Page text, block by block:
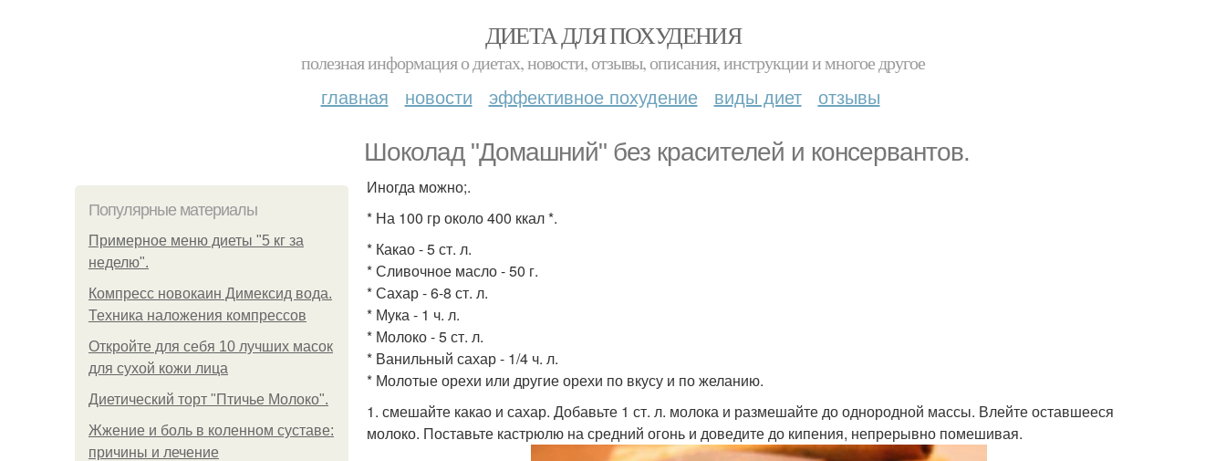
ДИЕТА ДЛЯ ПОХУДЕНИЯ
полезная информация о диетах, новости, отзывы, описания, инструкции и многое другое
главная новости эффективное похудение виды диет отзывы
Шоколад "Домашний" без красителей и консервантов.
Популярные материалы
Примерное меню диеты "5 кг за
неделю".
Компресс новокаин Димексид вода.
Техника наложения компрессов
Откройте для себя 10 лучших масок
для сухой кожи лица
Диетический торт "Птичье Молоко".
Жжение и боль в коленном суставе:
причины и лечение
Иногда можно;.
* На 100 гр около 400 ккал *.
* Какао - 5 ст. л.
* Сливочное масло - 50 г.
* Сахар - 6-8 ст. л.
* Мука - 1 ч. л.
* Молоко - 5 ст. л.
* Ванильный сахар - 1/4 ч. л.
* Молотые орехи или другие орехи по вкусу и по желанию.
1. смешайте какао и сахар. Добавьте 1 ст. л. молока и размешайте до однородной массы. Влейте оставшееся
молоко. Поставьте кастрюлю на средний огонь и доведите до кипения, непрерывно помешивая.